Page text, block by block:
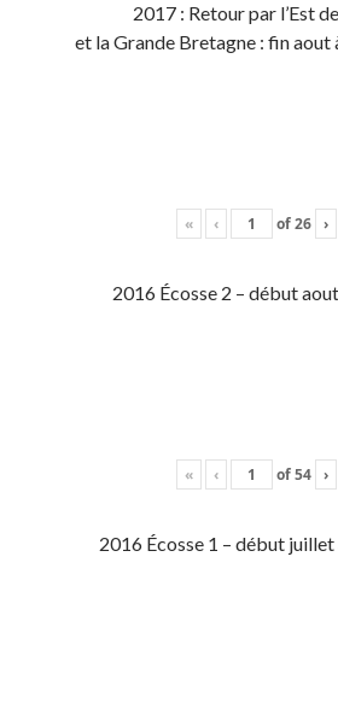
2017 : Retour par l’Est
et la Grande Bretagne : fin
« ‹ of26 ›
2016 Écosse 2 – début
« ‹ of54 ›
2016 Écosse 1 – début